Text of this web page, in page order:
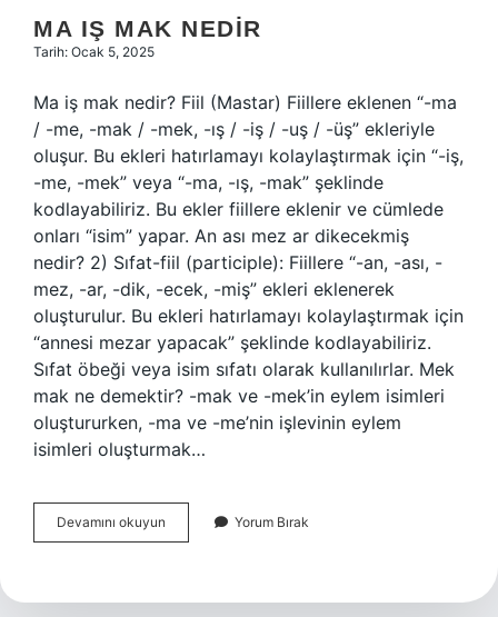
MA IŞ MAK NEDIR
Tarih: Ocak 5, 2025
Ma iş mak nedir? Fiil (Mastar) Fiillere eklenen “-ma
/ -me, -mak / -mek, -ış / -iş / -uş / -üş” ekleriyle
oluşur. Bu ekleri hatırlamayı kolaylaştırmak için “-iş,
-me, -mek” veya “-ma, -ış, -mak” şeklinde
kodlayabiliriz. Bu ekler fiillere eklenir ve cümlede
onları “isim” yapar. An ası mez ar dikecekmiş
nedir? 2) Sıfat-fiil (participle): Fiillere “-an, -ası, -
mez, -ar, -dik, -ecek, -miş” ekleri eklenerek
oluşturulur. Bu ekleri hatırlamayı kolaylaştırmak için
“annesi mezar yapacak” şeklinde kodlayabiliriz.
Sıfat öbeği veya isim sıfatı olarak kullanılırlar. Mek
mak ne demektir? -mak ve -mek’in eylem isimleri
oluştururken, -ma ve -me’nin işlevinin eylem
isimleri oluşturmak…
Devamını okuyun
Iş
Yorum Bırak